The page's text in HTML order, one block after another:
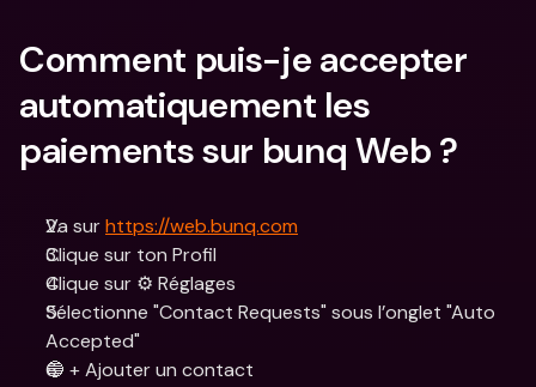
Comment puis-je accepter
automatiquement les
paiements sur bunq Web ?
Va sur https://web.bunq.com
Clique sur ton Profil
Clique sur ⚙️ Réglages
Sélectionne "Contact Requests" sous l’onglet "Auto
Accepted"
🔵 + Ajouter un contact